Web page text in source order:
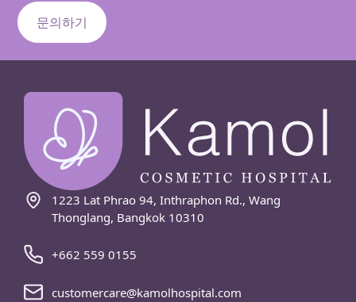
문의하기
1223 Lat Phrao 94, Inthraphon Rd., Wang
Thonglang, Bangkok 10310
+662 559 0155
customercare@kamolhospital.com